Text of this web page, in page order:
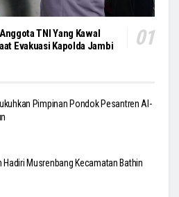
TNI Yang Kawal
Evakuasi Kapolda Jambi
Pimpinan Pondok Pesantren Al-
Musrenbang Kecamatan Bathin